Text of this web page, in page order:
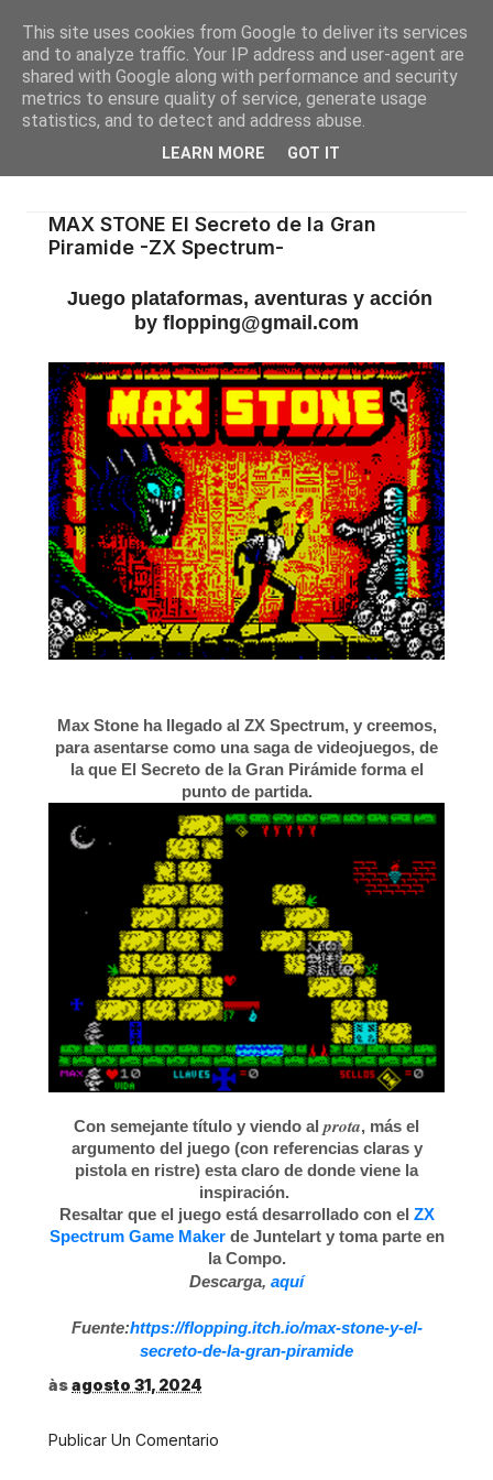
MAX STONE El Secreto de la Gran
Piramide -ZX Spectrum-
Juego plataformas, aventuras y acción
by flopping@gmail.com
Max Stone ha llegado al ZX Spectrum, y creemos,
para asentarse como una saga de videojuegos, de
la que El Secreto de la Gran Pirámide forma el
punto de partida.
Con semejante título y viendo al prota, más el
argumento del juego (con referencias claras y
pistola en ristre) esta claro de donde viene la
inspiración.
Resaltar que el juego está desarrollado con el ZX
Spectrum Game Makerde Juntelart y toma parte en
la Compo.
Descarga, aquí
Fuente:https://flopping.itch.io/max-stone-y-el-
secreto-de-la-gran-piramide
àsagosto 31, 2024
Publicar Un Comentario
This site uses cookies from Google to deliver its services
and to analyze traffic. Your IP address and user-agent are
shared with Google along with performance and security
metrics to ensure quality of service, generate usage
statistics, and to detect and address abuse.
LEARN MORE GOT IT